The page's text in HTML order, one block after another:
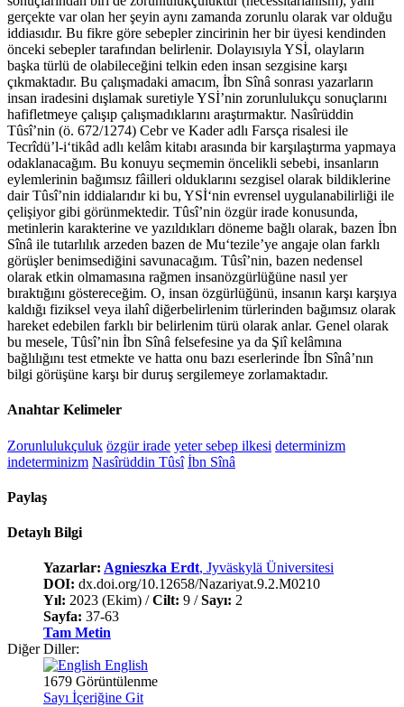
gerçekte var olan her şeyin aynı zamanda zorunlu olarak var olduğu
iddiasıdır. Bu fikre göre sebepler zincirinin her bir üyesi kendinden
önceki sebepler tarafından belirlenir. Dolayısıyla YSİ, olayların
başka türlü de olabileceğini telkin eden insan sezgisine karşı
çıkmaktadır. Bu çalışmadaki amacım, İbn Sînâ sonrası yazarların
insan iradesini dışlamak suretiyle YSİ’nin zorunlulukçu sonuçlarını
hafifletmeye çalışıp çalışmadıklarını araştırmaktır. Nasîrüddin
Tûsî’nin (ö. 672/1274) Cebr ve Kader adlı Farsça risalesi ile
Tecrîdü’l-i‘tikâd adlı kelâm kitabı arasında bir karşılaştırma yapmaya
odaklanacağım. Bu konuyu seçmemin öncelikli sebebi, insanların
eylemlerinin bağımsız fâilleri olduklarını sezgisel olarak bildiklerine
dair Tûsî’nin iddialarıdır ki bu, YSİ‘nin evrensel uygulanabilirliği ile
çelişiyor gibi görünmektedir. Tûsî’nin özgür irade konusunda,
metinlerin karakterine ve yazıldıkları döneme bağlı olarak, bazen İbn
Sînâ ile tutarlılık arzeden bazen de Mu‘tezile’ye angaje olan farklı
görüşler benimsediğini savunacağım. Tûsî’nin, bazen nedensel
olarak etkin olmamasına rağmen insanözgürlüğüne nasıl yer
bıraktığını göstereceğim. O, insan özgürlüğünü, insanın karşı karşıya
kaldığı fiziksel veya ilahî diğerbelirlenim türlerinden bağımsız olarak
hareket edebilen farklı bir belirlenim türü olarak anlar. Genel olarak
bu mesele, Tûsî’nin İbn Sînâ felsefesine ya da Şiî kelâmına
bağlılığını test etmekte ve hatta onu bazı eserlerinde İbn Sînâ’nın
bilgi görüşüne karşı bir duruş sergilemeye zorlamaktadır.
Anahtar Kelimeler
Zorunlulukçuluk özgür irade yeter sebep ilkesi determinizm
indeterminizm Nasîrüddin Tûsî İbn Sînâ
Paylaş
Detaylı Bilgi
Yazarlar: Agnieszka Erdt, Jyväskylä Üniversitesi
DOI: dx.doi.org/10.12658/Nazariyat.9.2.M0210
Yıl: 2023 (Ekim) /Cilt: 9 /Sayı: 2
Sayfa: 37-63
Tam Metin
Diğer Diller:
English
1679 Görüntülenme
Sayı İçeriğine Git